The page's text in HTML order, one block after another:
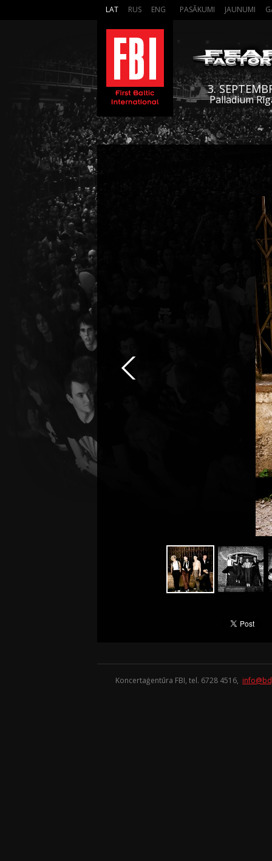
LAT RUS ENG PASĀKUMI JAUNUMI
3.
Palladium
Koncertaģentūra FBI, tel. 6728 4516,